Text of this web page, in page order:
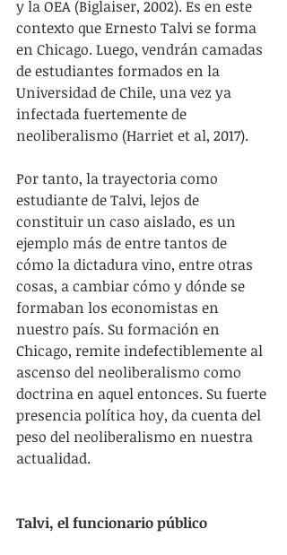
y la OEA (Biglaiser, 2002). Es en este
contexto que Ernesto Talvi se forma
en Chicago. Luego, vendrán camadas
de estudiantes formados en la
Universidad de Chile, una vez ya
infectada fuertemente de
neoliberalismo (Harriet et al, 2017).
Por tanto, la trayectoria como
estudiante de Talvi, lejos de
constituir un caso aislado, es un
ejemplo más de entre tantos de
cómo la dictadura vino, entre otras
cosas, a cambiar cómo y dónde se
formaban los economistas en
nuestro país. Su formación en
Chicago, remite indefectiblemente al
ascenso del neoliberalismo como
doctrina en aquel entonces. Su fuerte
presencia política hoy, da cuenta del
peso del neoliberalismo en nuestra
actualidad.
Talvi, el funcionario público